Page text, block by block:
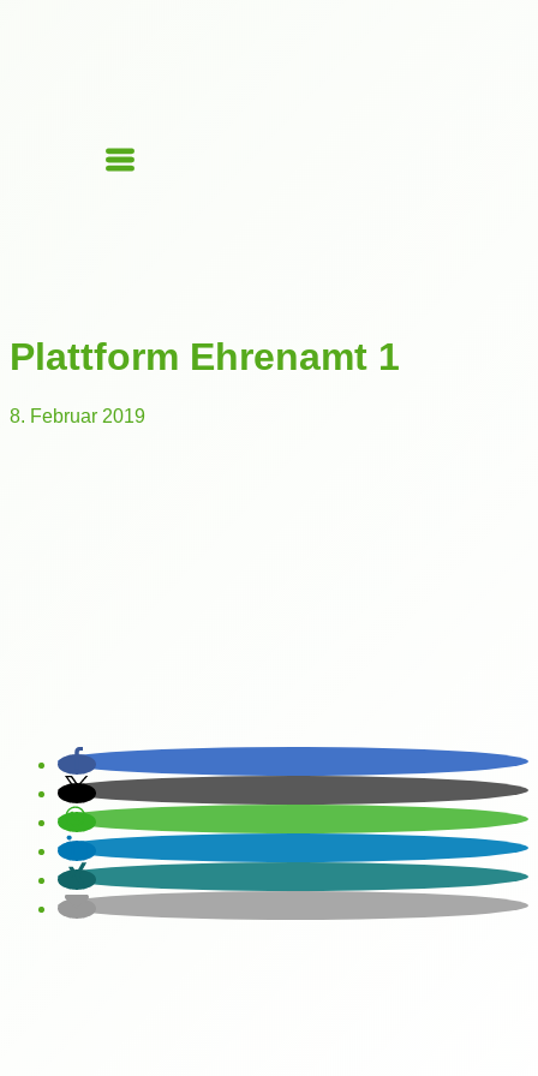
Plattform Ehrenamt 1
8. Februar 2019